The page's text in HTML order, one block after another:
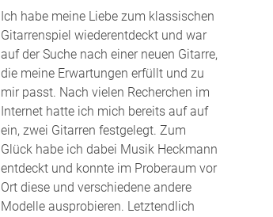
Ich habe meine Liebe zum klassischen
Gitarrenspiel wiederentdeckt und war
auf der Suche nach einer neuen Gitarre,
die meine Erwartungen erfüllt und zu
mir passt. Nach vielen Recherchen im
Internet hatte ich mich bereits auf auf
ein, zwei Gitarren festgelegt. Zum
Glück habe ich dabei Musik Heckmann
entdeckt und konnte im Proberaum vor
Ort diese und verschiedene andere
Modelle ausprobieren. Letztendlich